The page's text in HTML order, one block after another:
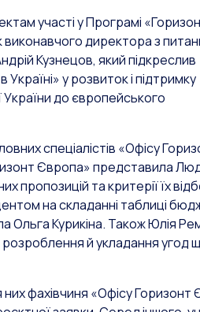
участі у Програмі
директора з
Кузнецов, який підкреслив
у розвиток і підтримку
України до європейського
спеціалістів «Офісу
Європа» представила
пропозицій та критерії їх
на складанні таблиці
Ольга Курикіна. Також Юлія
й укладання угод
них фахівчиня «Офісу Горизонт